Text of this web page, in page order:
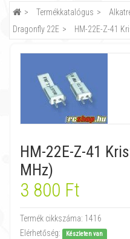
Termékkatalógus
Dragonfly 22E
HM-22E-Z-41
HM-22E-Z-41
MHz)
3 800 Ft
Termék cikkszáma: 1416
Elérhetőség:
Készleten van